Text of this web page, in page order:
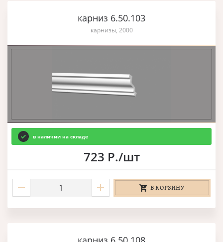
карниз 6.50.103
карнизы, 2000
в наличии на складе
723 Р./шт
В КОРЗИНУ